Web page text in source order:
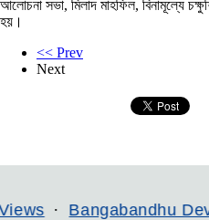
আলোচনা সভা, মিলাদ মাহফিল, বিনামূল্যে
হয়।
<< Prev
Next
Bangabandhu